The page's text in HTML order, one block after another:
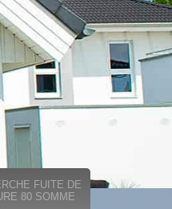
FUITE DE
80 SOMME